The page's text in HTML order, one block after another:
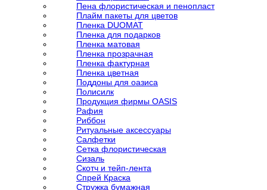
Пена флористическая и пенопласт
Плайм пакеты для цветов
Пленка DUOMAT
Пленка для подарков
Пленка матовая
Пленка прозрачная
Пленка фактурная
Пленка цветная
Поддоны для оазиса
Полисилк
Продукция фирмы OASIS
Рафия
Риббон
Ритуальные аксессуары
Салфетки
Сетка флористическая
Сизаль
Скотч и тейп-лента
Спрей Краска
Стружка бумажная